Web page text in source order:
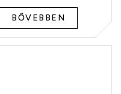
BŐVEBBEN